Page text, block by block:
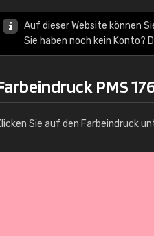
Auf dieser Website können
Sie haben noch kein Konto?
PMS
Sie auf den Farbeindruck